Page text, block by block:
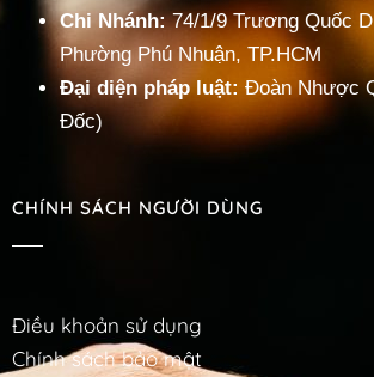
Chi Nhánh:74/1/9 Trương Quốc
Phường Phú Nhuận, TP.HCM
Đại diện pháp luật: Đoàn Nhược
Đốc)
CHÍNH SÁCH NGƯỜI DÙNG
Điều khoản sử dụng
Chính sách bảo mật